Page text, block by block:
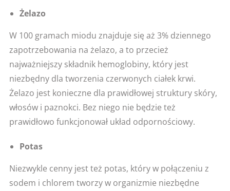
Żelazo
W 100 gramach miodu znajduje się aż 3% dziennego
zapotrzebowania na żelazo, a to przecież
najważniejszy składnik hemoglobiny, który jest
niezbędny dla tworzenia czerwonych ciałek krwi.
Żelazo jest konieczne dla prawidłowej struktury skóry,
włosów i paznokci. Bez niego nie będzie też
prawidłowo funkcjonował układ odpornościowy.
Potas
Niezwykle cenny jest też potas, który w połączeniu z
sodem i chlorem tworzy w organizmie niezbędne